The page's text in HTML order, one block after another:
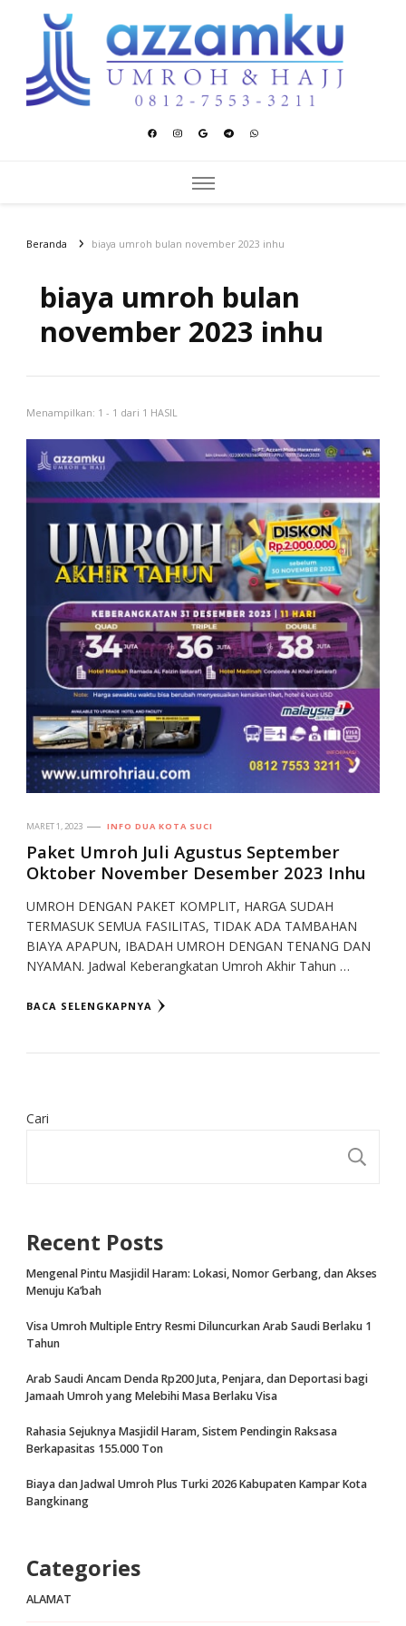
Azzamku Umroh dan Hajj
Beranda biaya umroh bulan november 2023 inhu
biaya umroh bulan
november 2023 inhu
Menampilkan: 1 - 1 dari 1 HASIL
MARET 1, 2023 INFO DUA KOTA SUCI
Paket Umroh Juli Agustus September
Oktober November Desember 2023 Inhu
UMROH DENGAN PAKET KOMPLIT, HARGA SUDAH
TERMASUK SEMUA FASILITAS, TIDAK ADA TAMBAHAN
BIAYA APAPUN, IBADAH UMROH DENGAN TENANG DAN
NYAMAN. Jadwal Keberangkatan Umroh Akhir Tahun …
BACA SELENGKAPNYA
Cari
Recent Posts
Mengenal Pintu Masjidil Haram: Lokasi, Nomor Gerbang, dan Akses
Menuju Ka’bah
Visa Umroh Multiple Entry Resmi Diluncurkan Arab Saudi Berlaku 1
Tahun
Arab Saudi Ancam Denda Rp200 Juta, Penjara, dan Deportasi bagi
Jamaah Umroh yang Melebihi Masa Berlaku Visa
Rahasia Sejuknya Masjidil Haram, Sistem Pendingin Raksasa
Berkapasitas 155.000 Ton
Biaya dan Jadwal Umroh Plus Turki 2026 Kabupaten Kampar Kota
Bangkinang
Categories
ALAMAT